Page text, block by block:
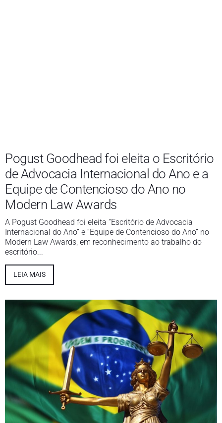
Pogust Goodhead foi eleita o Escritório
de Advocacia Internacional do Ano e a
Equipe de Contencioso do Ano no
Modern Law Awards
A Pogust Goodhead foi eleita “Escritório de Advocacia
Internacional do Ano” e “Equipe de Contencioso do Ano” no
Modern Law Awards, em reconhecimento ao trabalho do
escritório...
LEIA MAIS